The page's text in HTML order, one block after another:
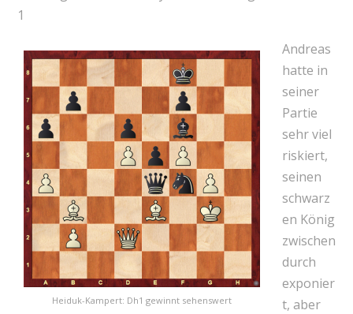
1
Heiduk-Kampert: Dh1 gewinnt sehenswert
Andreas
hatte in
seiner
Partie
sehr viel
riskiert,
seinen
schwarz
en König
zwischen
durch
exponier
t, aber